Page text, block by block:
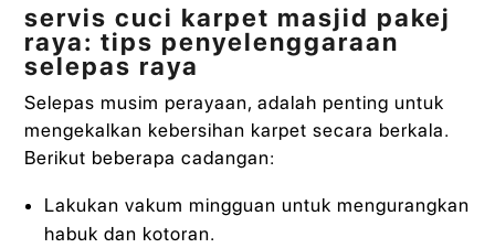
servis cuci karpet masjid pakej
raya: tips penyelenggaraan
selepas raya
Selepas musim perayaan, adalah penting untuk
mengekalkan kebersihan karpet secara berkala.
Berikut beberapa cadangan:
Lakukan vakum mingguan untuk mengurangkan
habuk dan kotoran.